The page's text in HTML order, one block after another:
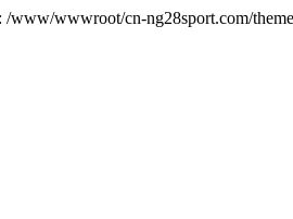
/www/wwwroot/cn-ng28sport.com/